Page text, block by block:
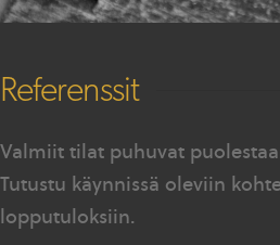
Referenssit
Valmiit tilat puhuvat
Tutustu käynnissä oleviin
lopputuloksiin.